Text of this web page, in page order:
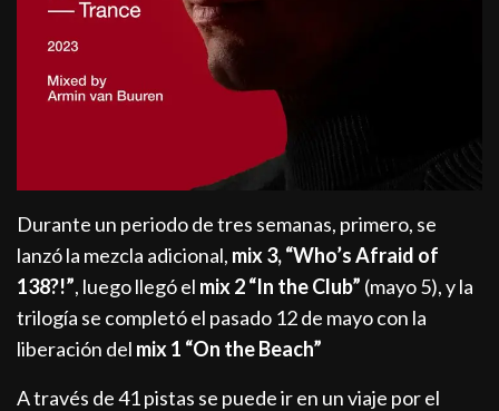
Durante un periodo de tres semanas, primero, se
lanzó la mezcla adicional, mix 3, “Who’s Afraid of
138?!”, luego llegó el mix 2 “In the Club” (mayo 5), y la
trilogía se completó el pasado 12 de mayo con la
liberación del mix 1 “On the Beach”
A través de 41 pistas se puede ir en un viaje por el